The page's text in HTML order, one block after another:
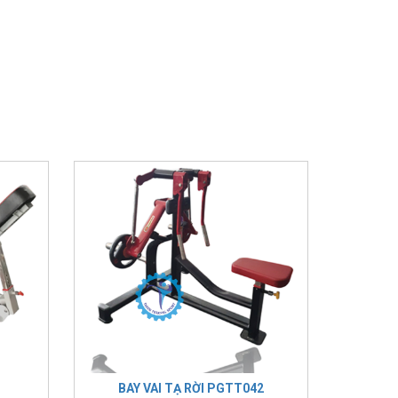
BAY VAI TẠ RỜI PGTT042